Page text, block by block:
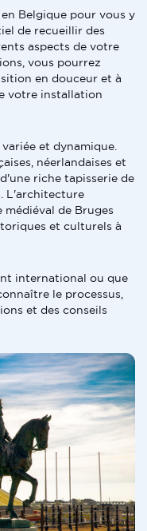
Belgique pour vous y
de recueillir des
aspects de votre
vous pourrez
en douceur et à
votre installation
et dynamique.
néerlandaises et
riche tapisserie de
L'architecture
de Bruges
et culturels à
international ou que
le processus,
et des conseils